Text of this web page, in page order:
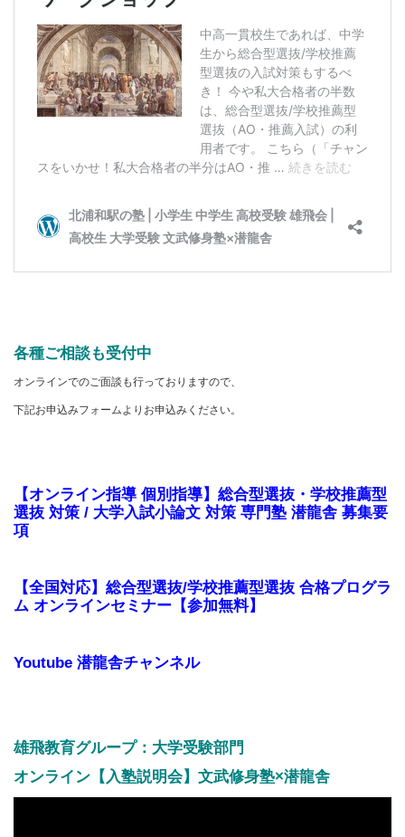
各種ご相談も受付中
オンラインでのご面談も行っておりますので、
下記お申込みフォームよりお申込みください。
【オンライン指導 個別指導】総合型選抜・学校推薦型
選抜 対策 / 大学入試小論文 対策 専門塾 潜龍舎 募集要
項
【全国対応】総合型選抜/学校推薦型選抜 合格プログラ
ム オンラインセミナー【参加無料】
Youtube 潜龍舎チャンネル
雄飛教育グループ：大学受験部門
オンライン【入塾説明会】文武修身塾×潜龍舎